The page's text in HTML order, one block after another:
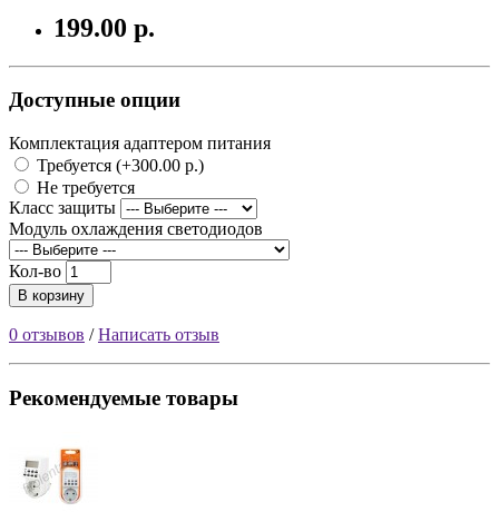
199.00 р.
Доступные опции
Комплектация адаптером питания
Требуется (+300.00 р.)
Не требуется
Класс защиты
Модуль охлаждения светодиодов
Кол-во
В корзину
0 отзывов /Написать отзыв
Рекомендуемые товары